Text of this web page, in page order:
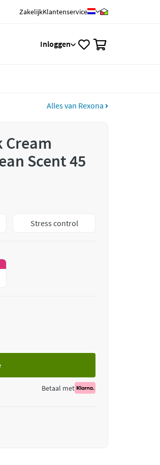
ZakelijkKlantenservice
Inloggen
Alles van Rexona
Cream
Scent 45
Stress control
Betaal met